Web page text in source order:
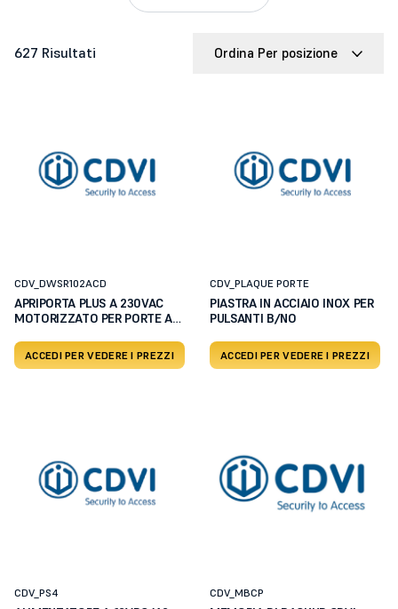
627 Risultati Ordina Per posizione
CDV_DWSR102ACD
APRIPORTA PLUS A 230VAC
MOTORIZZATO PER PORTE A
ACCEDI PER VEDERE I PREZZI
CDV_PLAQUE PORTE
PIASTRA IN ACCIAIO INOX PER
PULSANTI B/NO
ACCEDI PER VEDERE I PREZZI
CDV_PS4 CDV_MBCP